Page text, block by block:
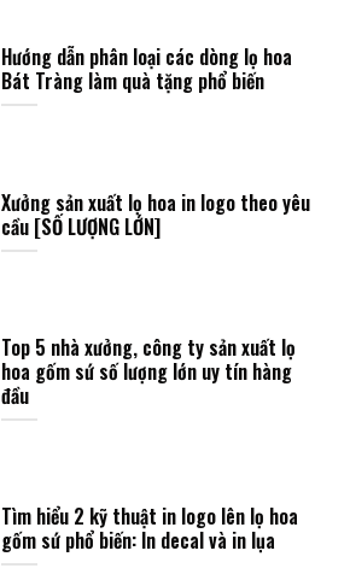
Hướng dẫn phân loại các dòng lọ hoa
Bát Tràng làm quà tặng phổ biến
Xưởng sản xuất lọ hoa in logo theo yêu
cầu [SỐ LƯỢNG LỚN]
Top 5 nhà xưởng, công ty sản xuất lọ
hoa gốm sứ số lượng lớn uy tín hàng
đầu
Tìm hiểu 2 kỹ thuật in logo lên lọ hoa
gốm sứ phổ biến: In decal và in lụa